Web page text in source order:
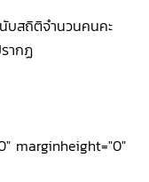
บสถิติจำนวนคนคะ
ากฏ
marginheight="0"